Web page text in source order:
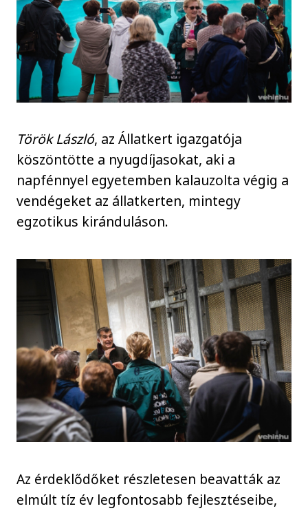
Török László, az Állatkert igazgatója
köszöntötte a nyugdíjasokat, aki a
napfénnyel egyetemben kalauzolta végig a
vendégeket az állatkerten, mintegy
egzotikus kiránduláson.
Az érdeklődőket részletesen beavatták az
elmúlt tíz év legfontosabb fejlesztéseibe,